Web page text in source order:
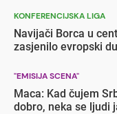
KONFERENCIJSKA LIGA
Navijači Borca u
zasjenilo evropski
"EMISIJA SCENA"
Maca: Kad čujem
dobro, neka se ljudi